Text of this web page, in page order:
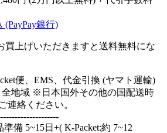
買上げいただきますと送料無料にな
便、EMS、代金引換 (ヤマト運輸)
地域 ※日本国外その他の国配送時
連絡ください。
備 5~15日+( K-Packet:約 7~12